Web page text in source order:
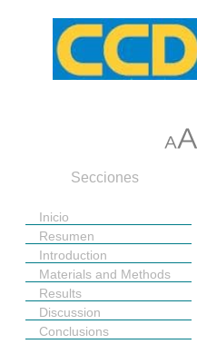
Secciones
Inicio
Resumen
Introduction
Materials and Methods
Results
Discussion
Conclusions